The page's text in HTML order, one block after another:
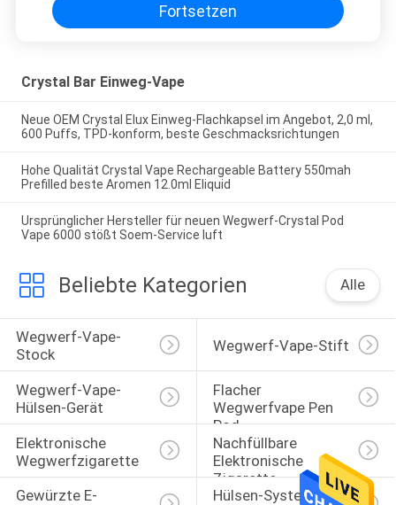
Fortsetzen
Crystal Bar Einweg-Vape
Neue OEM Crystal Elux Einweg-Flachkapsel im Angebot, 2,0 ml,
600 Puffs, TPD-konform, beste Geschmacksrichtungen
Hohe Qualität Crystal Vape Rechargeable Battery 550mah
Prefilled beste Aromen 12.0ml Eliquid
Ursprünglicher Hersteller für neuen Wegwerf-Crystal Pod
Vape 6000 stößt Soem-Service luft
Beliebte Kategorien Alle
Wegwerf-Vape-
Stock
Wegwerf-Vape-Stift
Wegwerf-Vape-
Hülsen-Gerät
Flacher
Wegwerfvape Pen
Pod
Elektronische
Wegwerfzigarette
Nachfüllbare
Elektronische
Zigarette
Gewürzte E-
Hülsen-System-